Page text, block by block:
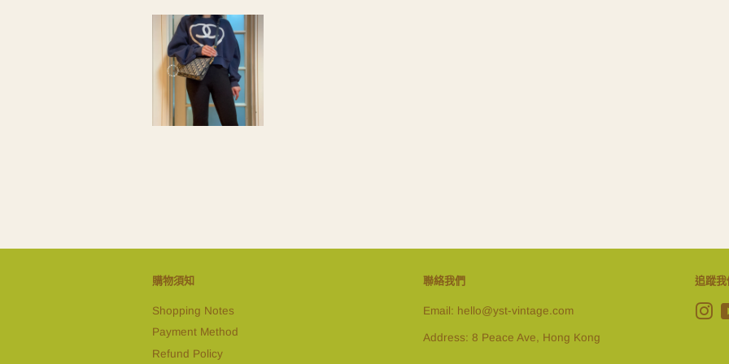
購物須知
Shopping Notes
Payment Method
Refund Policy
聯絡我們
Email: hello@yst-vintage.com
Address: 8 Peace Ave, Hong Kong
追蹤我